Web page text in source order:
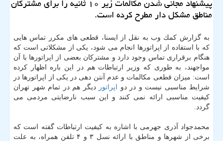
مناطق مشكل دار مطرح كرده است.
به گزارش كمك وب به نقل از ایسنا، قطعی های مكرر تماس هایی
كه با استفاده از اپراتورها انجام می شود، یكی از مشكلاتی است كه
هنگام برقراری تماس وجود دارد و مشتركان بعضی از اپراتورها با آن
مواجهند، به طوری كه وزیر ارتباطات هم در این باره اظهار كرده
است: میزان قطعی مكالمات و عدم آنتن دهی در یكی از اپراتورها در
شرایط مناسبی نیست و در دو اپراتور دیگر هم در تمام شهر تهران
كیفیت مناسبی ارائه نمی كنند و این سبب نارضایتی مردمی می
گردد.
محمدجواد آذری جهرمی با اشاره به كیفیت ارتباطات گفته است كه
برخی از شهرها و مناطق با ارائه نسل ۳ و ۴ تلفن همراه، به علت